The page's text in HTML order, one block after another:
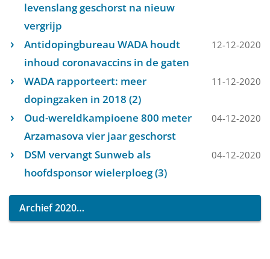
levenslang geschorst na nieuw
vergrijp
Antidopingbureau WADA houdt
inhoud coronavaccins in de gaten
12-12-2020
WADA rapporteert: meer
dopingzaken in 2018 (2)
11-12-2020
Oud-wereldkampioene 800 meter
Arzamasova vier jaar geschorst
04-12-2020
DSM vervangt Sunweb als
hoofdsponsor wielerploeg (3)
04-12-2020
Archief 2020